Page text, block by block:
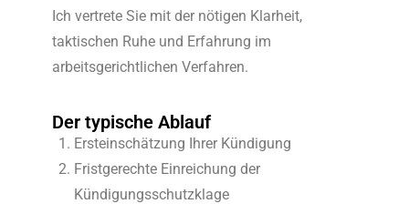
Ich vertrete Sie mit der nötigen Klarheit,
taktischen Ruhe und Erfahrung im
arbeitsgerichtlichen Verfahren.
Der typische Ablauf
Ersteinschätzung Ihrer Kündigung
Fristgerechte Einreichung der
Kündigungsschutzklage